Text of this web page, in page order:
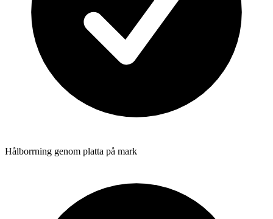
Hålborrning genom platta på mark